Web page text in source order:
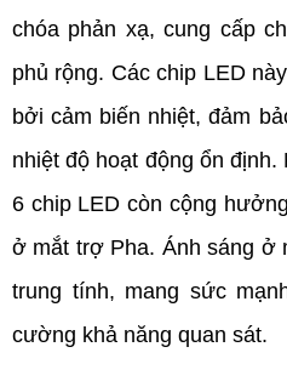
chóa phản xạ, cung cấp
phủ rộng. Các chip LED
bởi cảm biến nhiệt, đảm
nhiệt độ hoạt động ổn
6 chip LED còn cộng
ở mắt trợ Pha. Ánh sáng ở
trung tính, mang sức
cường khả năng quan sát.